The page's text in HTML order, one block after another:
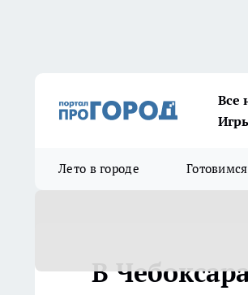
Все
Лето в городе
В